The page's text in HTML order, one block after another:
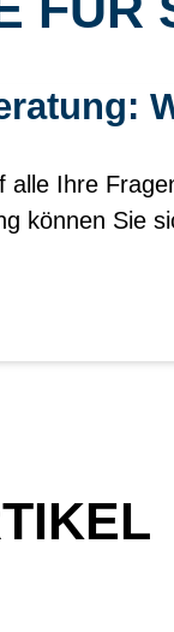
alle Ihre
können Sie